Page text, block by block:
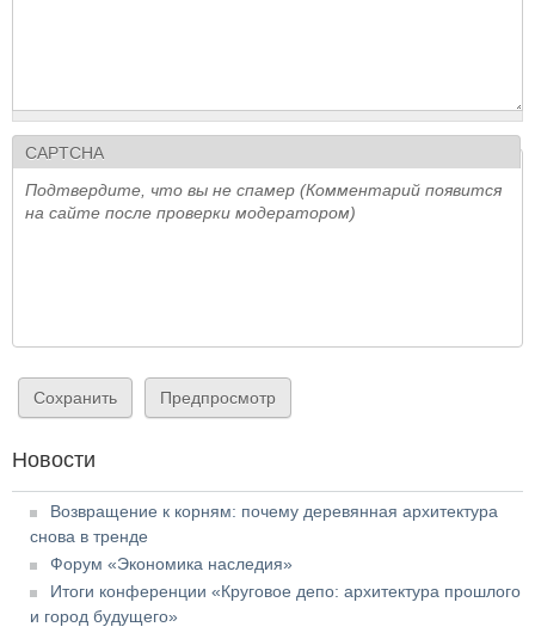
CAPTCHA
Подтвердите, что вы не спамер (Комментарий появится
на сайте после проверки модератором)
Новости
Возвращение к корням: почему деревянная архитектура
снова в тренде
Форум «Экономика наследия»
Итоги конференции «Круговое депо: архитектура прошлого
и город будущего»